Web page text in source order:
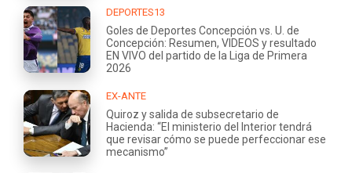
DEPORTES13
Goles de Deportes Concepción vs. U. de
Concepción: Resumen, VIDEOS y resultado
EN VIVO del partido de la Liga de Primera
2026
EX-ANTE
Quiroz y salida de subsecretario de
Hacienda: “El ministerio del Interior tendrá
que revisar cómo se puede perfeccionar ese
mecanismo”